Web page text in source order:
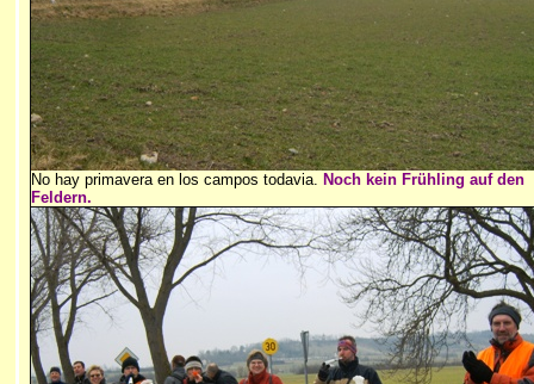
No hay primavera en los campos todavia. Noch kein Frühling auf den
Feldern.